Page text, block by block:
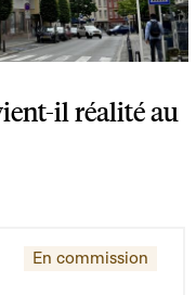
il réalité au
En commission